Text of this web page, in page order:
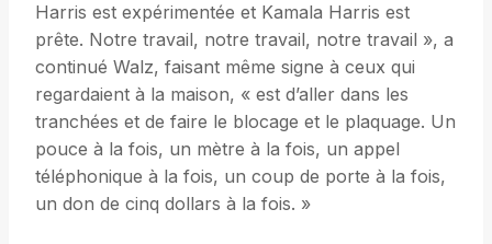
Harris est expérimentée et Kamala Harris est
prête. Notre travail, notre travail, notre travail », a
continué Walz, faisant même signe à ceux qui
regardaient à la maison, « est d’aller dans les
tranchées et de faire le blocage et le plaquage. Un
pouce à la fois, un mètre à la fois, un appel
téléphonique à la fois, un coup de porte à la fois,
un don de cinq dollars à la fois. »